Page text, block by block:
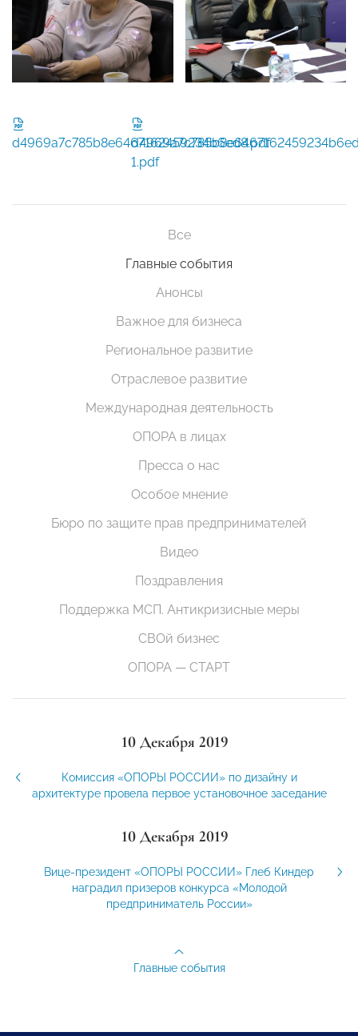
d4969a7c785b8e6467162459234b6ed8.pdf
1.pdf
Все
Главные события
Анонсы
Важное для бизнеса
Региональное развитие
Отраслевое развитие
Международная деятельность
ОПОРА в лицах
Пресса о нас
Особое мнение
Бюро по защите прав предпринимателей
Видео
Поздравления
Поддержка МСП. Антикризисные меры
СВОй бизнес
ОПОРА — СТАРТ
10 Декабря 2019
Комиссия «ОПОРЫ РОССИИ» по дизайну и
архитектуре провела первое установочное заседание
10 Декабря 2019
Вице-президент «ОПОРЫ РОССИИ» Глеб Киндер
наградил призеров конкурса «Молодой
предприниматель России»
Главные события